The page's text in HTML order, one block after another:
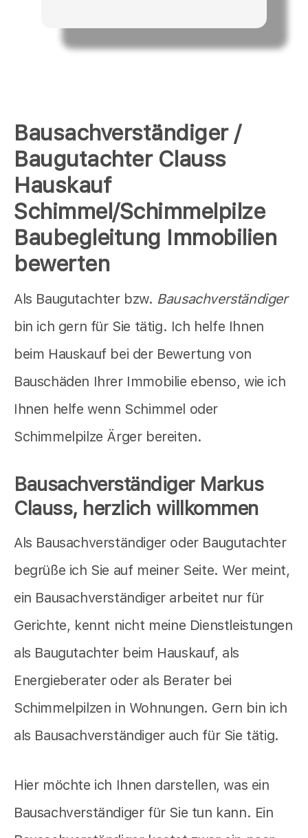
Bausachverständiger /
Baugutachter Clauss
Hauskauf
Schimmel/Schimmelpilze
Baubegleitung Immobilien
bewerten
Als Baugutachter bzw. Bausachverständiger
bin ich gern für Sie tätig. Ich helfe Ihnen
beim Hauskauf bei der Bewertung von
Bauschäden Ihrer Immobilie ebenso, wie ich
Ihnen helfe wenn Schimmel oder
Schimmelpilze Ärger bereiten.
Bausachverständiger Markus
Clauss, herzlich willkommen
Als Bausachverständiger oder Baugutachter
begrüße ich Sie auf meiner Seite. Wer meint,
ein Bausachverständiger arbeitet nur für
Gerichte, kennt nicht meine Dienstleistungen
als Baugutachter beim Hauskauf, als
Energieberater oder als Berater bei
Schimmelpilzen in Wohnungen. Gern bin ich
als Bausachverständiger auch für Sie tätig.
Hier möchte ich Ihnen darstellen, was ein
Bausachverständiger für Sie tun kann. Ein